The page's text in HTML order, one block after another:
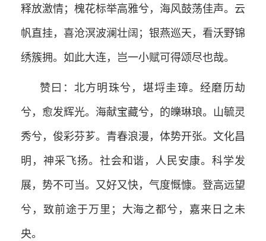
释放激情；槐花标举高雅兮，海风鼓荡佳声。云
帆直挂，喜沧溟波澜壮阔；银燕巡天，看沃野锦
绣簇拥。如此大连，岂一小赋可得颂尽也哉。
赞曰：北方明珠兮，堪埒圭璋。经磨历劫
兮，愈发辉光。海献宝藏兮，的皪琳琅。山毓灵
秀兮，俊彩芬芗。青春浪漫，体势开张。文化昌
明，神采飞扬。社会和谐，人民安康。科学发
展，势不可当。又好又快，气度慨慷。登高远望
兮，致前途于万里；大海之都兮，嘉来日之未
央。